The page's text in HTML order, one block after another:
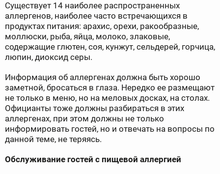
Существует 14 наиболее распространенных
аллергенов, наиболее часто встречающихся в
продуктах питания: арахис, орехи, ракообразные,
моллюски, рыба, яйца, молоко, злаковые,
содержащие глютен, соя, кунжут, сельдерей, горчица,
люпин, диоксид серы.
Информация об аллергенах должна быть хорошо
заметной, бросаться в глаза. Нередко ее размещают
не только в меню, но на меловых досках, на столах.
Официанты тоже должны разбираться в этих
аллергенах, при этом должны не только
информировать гостей, но и отвечать на вопросы по
данной теме, не теряясь.
Обслуживание гостей с пищевой аллергией